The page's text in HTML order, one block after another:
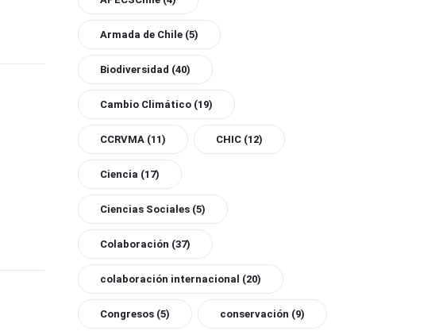
Armada de Chile (5)
Biodiversidad (40)
Cambio Climático (19)
CCRVMA (11) CHIC (12)
Ciencia (17)
Ciencias Sociales (5)
Colaboración (37)
colaboración internacional (20)
Congresos (5) conservación (9)